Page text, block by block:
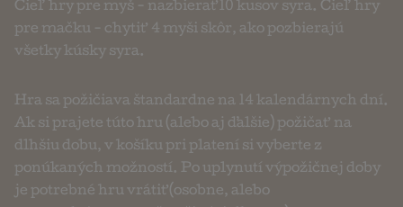
Cieľ hry pre myš - nazbierať 10 kusov syra. Cieľ hry
pre mačku - chytiť 4 myši skôr, ako pozbierajú
všetky kúsky syra.
Hra sa požičiava štandardne na 14 kalendárnych dní.
Ak si prajete túto hru (alebo aj ďalšie) požičať na
dlhšiu dobu, v košíku pri platení si vyberte z
ponúkaných možností. Po uplynutí výpožičnej doby
je potrebné hru vrátiť (osobne, alebo